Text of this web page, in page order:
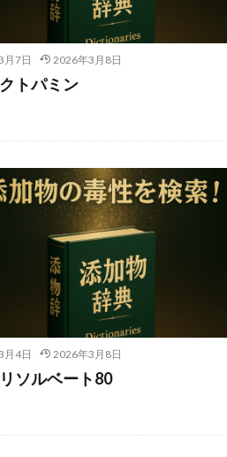
月7日 2026年3月8日
トパミン
月4日 2026年3月8日
ソルベート80